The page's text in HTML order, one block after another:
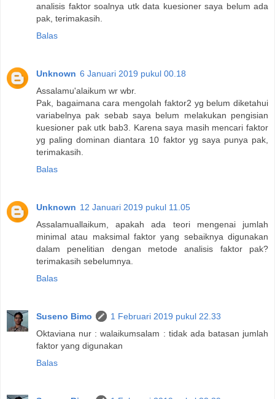
analisis faktor soalnya utk data kuesioner saya belum ada
pak, terimakasih.
Balas
Unknown 6 Januari 2019 pukul 00.18
Assalamu'alaikum wr wbr.
Pak, bagaimana cara mengolah faktor2 yg belum diketahui
variabelnya pak sebab saya belum melakukan pengisian
kuesioner pak utk bab3. Karena saya masih mencari faktor
yg paling dominan diantara 10 faktor yg saya punya pak,
terimakasih.
Balas
Unknown 12 Januari 2019 pukul 11.05
Assalamuallaikum, apakah ada teori mengenai jumlah
minimal atau maksimal faktor yang sebaiknya digunakan
dalam penelitian dengan metode analisis faktor pak?
terimakasih sebelumnya.
Balas
Suseno Bimo
1 Februari 2019 pukul 22.33
Oktaviana nur : walaikumsalam : tidak ada batasan jumlah
faktor yang digunakan
Balas